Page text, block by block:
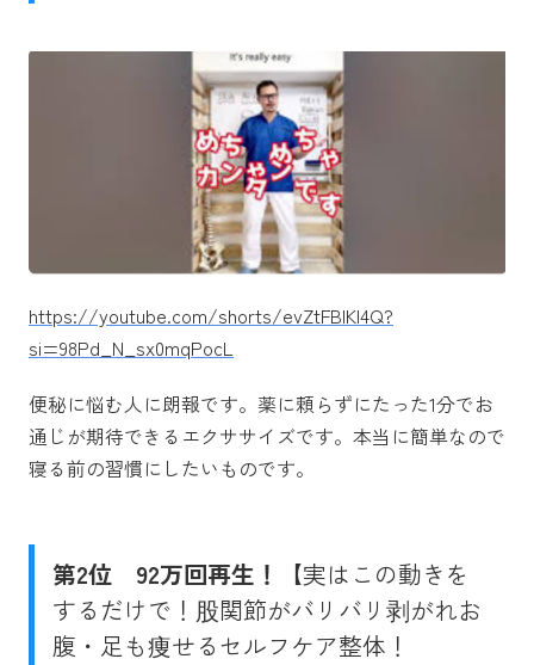
https://youtube.com/shorts/evZtFBlKl4Q?
si=98Pd_N_sx0mqPocL
便秘に悩む人に朗報です。薬に頼らずにたった1分でお
通じが期待できるエクササイズです。本当に簡単なので
寝る前の習慣にしたいものです。
第2位 92万回再生！
【実はこの動きを
するだけで！股関節がバリバリ剥がれお
腹・足も痩せるセルフケア整体！